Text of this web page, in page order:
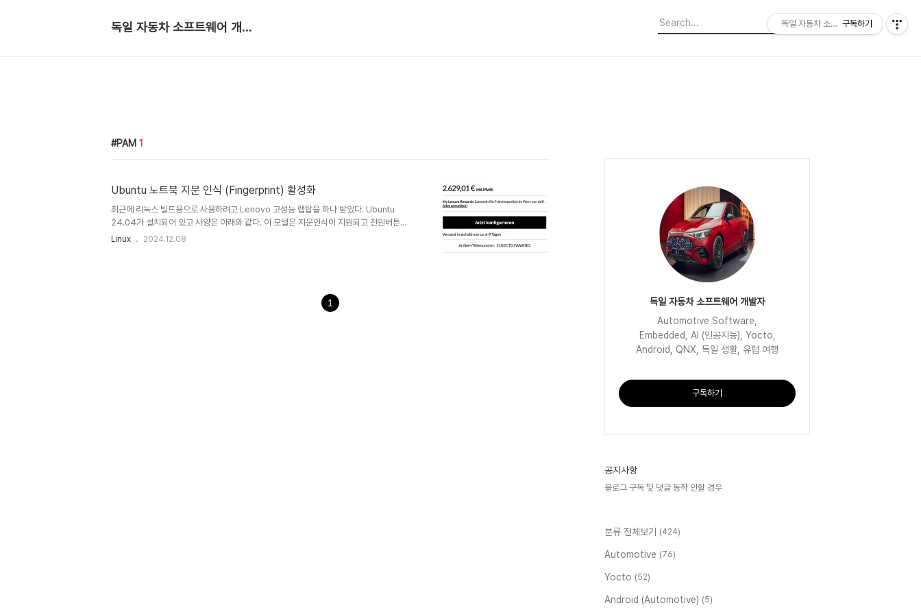
독일 자동차 소프트웨어 개발자
PAM 1
Ubuntu 노트북 지문 인식 (Fingerprint) 활성화
최근에 리눅스 빌드용으로 사용하려고 Lenovo 고성능 랩탑을 하나 받았다. Ubuntu
24.04가 설치되어 있고 사양은 아래와 같다. 이 모델은 지문인식이 지원되고 전원버튼에
같이 있다. 기본으로 Ubuntu에서 지문 인식이 설정되지 않았고 여기서 설정하는 방법에
Linux 2024.12.08
1
독일 자동차 소프트웨어 개발자
Automotive Software,
Embedded, AI (인공지능), Yocto,
Android, QNX, 독일 생활, 유럽 여행
구독하기
공지사항
블로그 구독 및 댓글 동작 안할 경우
분류 전체보기 (424)
Automotive (76)
Yocto (52)
Android (Automotive) (5)
독일 자동차 소프트웨어 개발자
구독하기